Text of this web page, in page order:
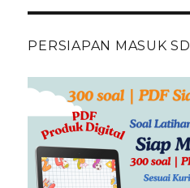
PERSIAPAN MASUK SD